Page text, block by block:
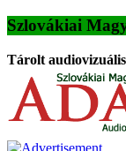
Szlovákiai
Tárolt